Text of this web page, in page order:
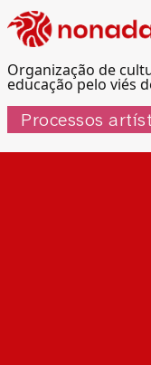
Organização de
educação pelo viés
Processos